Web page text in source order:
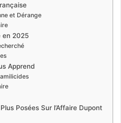
et Dérange
en 2025
Apprend
Posées Sur l’Affaire Dupont